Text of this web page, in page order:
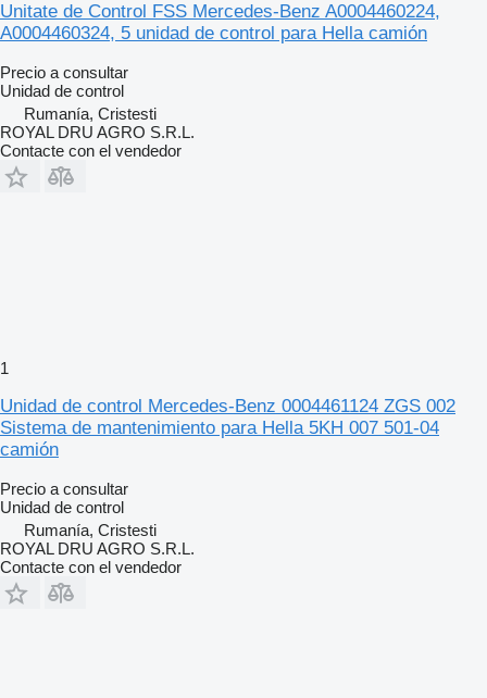
Unitate de Control FSS Mercedes-Benz A0004460224,
A0004460324, 5 unidad de control para Hella camión
Precio a consultar
Unidad de control
Rumanía, Cristesti
ROYAL DRU AGRO S.R.L.
Contacte con el vendedor
1
Unidad de control Mercedes-Benz 0004461124 ZGS 002
Sistema de mantenimiento para Hella 5KH 007 501-04
camión
Precio a consultar
Unidad de control
Rumanía, Cristesti
ROYAL DRU AGRO S.R.L.
Contacte con el vendedor